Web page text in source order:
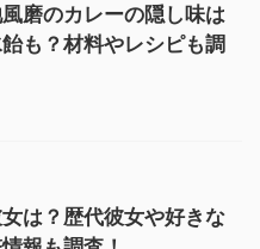
風磨のカレーの隠し味は
も？材料やレシピも調
は？歴代彼女や好きな